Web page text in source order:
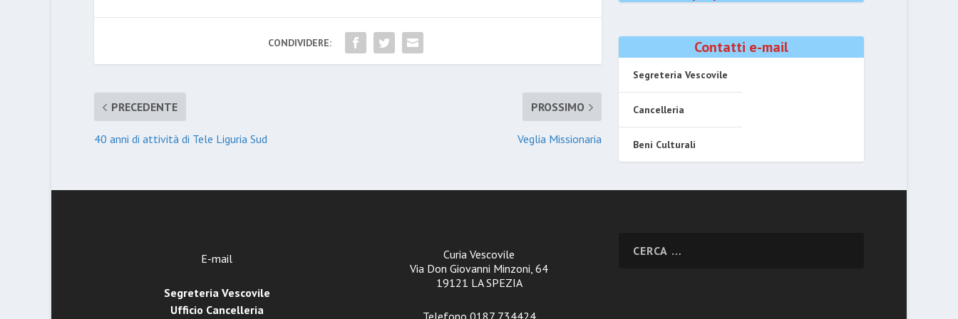
CONDIVIDERE:
PRECEDENTE
40 anni di attività di Tele Liguria Sud
PROSSIMO
Veglia Missionaria
Contatti e-mail
Segreteria Vescovile
Cancelleria
Beni Culturali
E-mail
Segreteria Vescovile
Ufficio Cancelleria
Curia Vescovile
Via Don Giovanni Minzoni, 64
19121 LA SPEZIA